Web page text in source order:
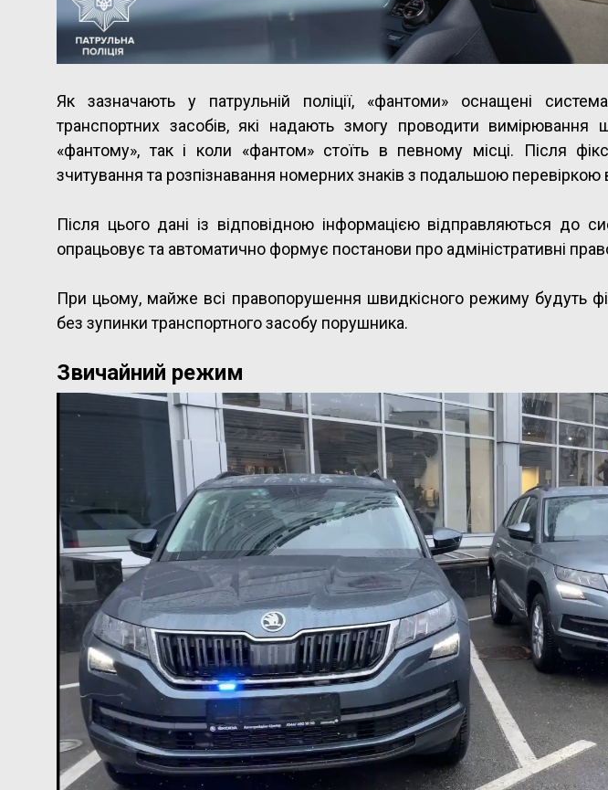
Як зазначають у патрульній поліції, «фантоми» оснащені
транспортних засобів, які надають змогу проводити вимірювання
«фантому», так і коли «фантом» стоїть в певному місці. Після
зчитування та розпізнавання номерних знаків з подальшою перевіркою
Після цього дані із відповідною інформацією відправляються до
опрацьовує та автоматично формує постанови про адміністративні
При цьому, майже всі правопорушення швидкісного режиму будуть
без зупинки транспортного засобу порушника.
Звичайний режим